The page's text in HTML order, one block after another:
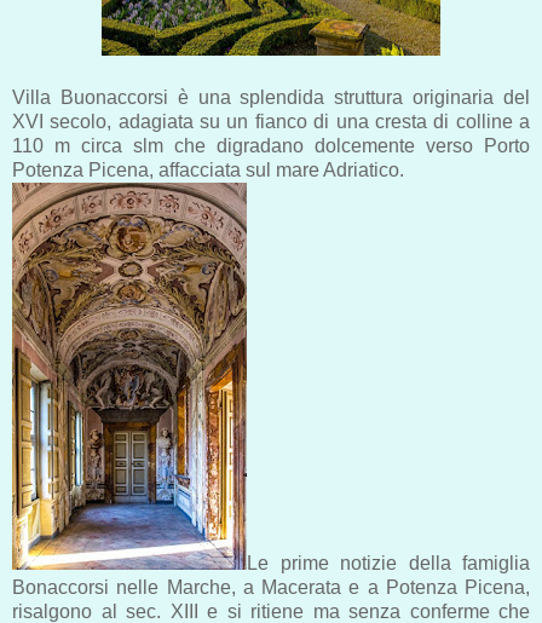
Villa Buonaccorsi è una splendida struttura originaria del
XVI secolo, adagiata su un fianco di una cresta di colline a
110 m circa slm che digradano dolcemente verso Porto
Potenza Picena, affacciata sul mare Adriatico.
Le prime notizie della famiglia
Bonaccorsi nelle Marche, a Macerata e a Potenza Picena,
risalgono al sec. XIII e si ritiene ma senza conferme che